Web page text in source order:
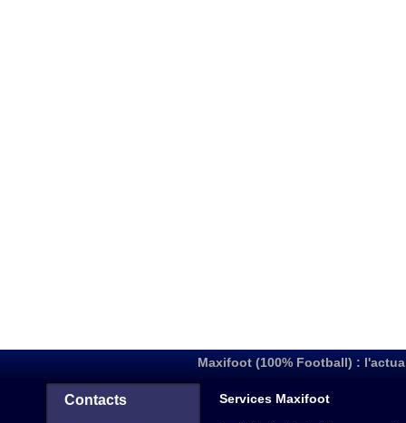
Maxifoot (100% Football) :
Contacts Services Maxifoot